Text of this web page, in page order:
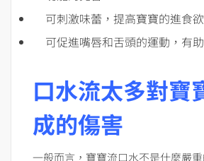
可刺激味蕾，提高寶寶的進食
可促進嘴唇和舌頭的運動，有
口水流太多對寶
成的傷害
一般而言，寶寶流口水不是什麼嚴